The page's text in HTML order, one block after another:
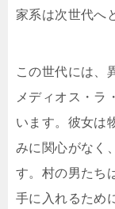
家系は次世代へ
この世代には、
メディオス・ラ
います。彼女は
みに関心がなく
す。村の男たち
手に入れるため